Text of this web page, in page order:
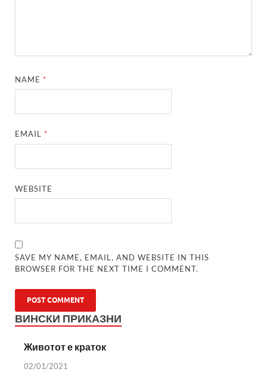
NAME*
EMAIL*
WEBSITE
SAVE MY NAME, EMAIL, AND WEBSITE IN THIS
BROWSER FOR THE NEXT TIME I COMMENT.
ВИНСКИ ПРИКАЗНИ
Животот е краток
02/01/2021